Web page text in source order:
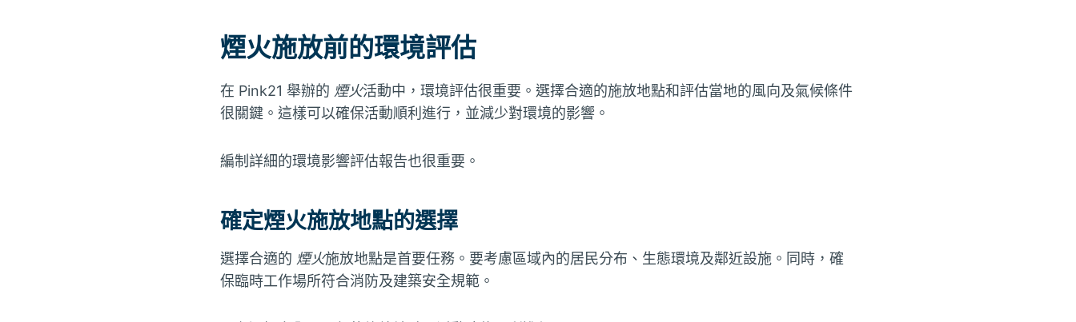
煙火施放前的環境評估
在 Pink21 舉辦的 煙火活動中，環境評估很重要。選擇合適的施放地點和評估當地的風向及氣候條件
很關鍵。這樣可以確保活動順利進行，並減少對環境的影響。
編制詳細的環境影響評估報告也很重要。
確定煙火施放地點的選擇
選擇合適的 煙火施放地點是首要任務。要考慮區域內的居民分布、生態環境及鄰近設施。同時，確
保臨時工作場所符合消防及建築安全規範。